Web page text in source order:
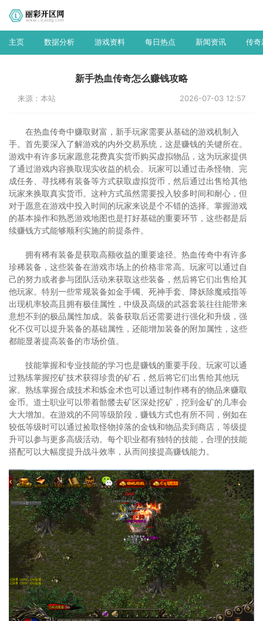
主页 数据分析 游戏资料 每日热点 新闻资讯 传奇
新手热血传奇怎么赚钱攻略
来源：本站 2026-07-03 12:57
在热血传奇中赚取财富，新手玩家需要从基础的游戏机制入
手。首先要深入了解游戏的内外交易系统，这是赚钱的关键所在。
游戏中有许多玩家愿意花费真实货币购买虚拟物品，这为玩家提供
了通过游戏内容换取现实收益的机会。玩家可以通过击杀怪物、完
成任务、寻找稀有装备等方式获取虚拟货币，然后通过出售给其他
玩家来换取真实货币。这种方式虽然需要投入较多时间和耐心，但
对于愿意在游戏中投入时间的玩家来说是个不错的选择。掌握游戏
的基本操作和熟悉游戏地图也是打好基础的重要环节，这些都是后
续赚钱方式能够顺利实施的前提条件。
拥有稀有装备是获取高额收益的重要途径。热血传奇中有许多
珍稀装备，这些装备在游戏市场上的价格非常高。玩家可以通过自
己的努力或者参与团队活动来获取这些装备，然后将它们出售给其
他玩家。特别一些常规装备如金手镯、死神手套、降妖除魔戒指等
出现机率较高且拥有极佳属性，中级及高级的武器套装往往能带来
意想不到的极品属性加成。装备获取后还需要进行强化和升级，强
化不仅可以提升装备的基础属性，还能增加装备的附加属性，这些
都能显著提高装备的市场价值。
技能掌握和专业技能的学习也是赚钱的重要手段。玩家可以通
过熟练掌握挖矿技术获得珍贵的矿石，然后将它们出售给其他玩
家。熟练掌握合成技术和炼金术也可以通过制作稀有的物品来赚取
金币。道士职业可以带着骷髅去矿区深处挖矿，挖到金矿的几率会
大大增加。在游戏的不同等级阶段，赚钱方式也有所不同，例如在
较低等级时可以通过捡取怪物掉落的金钱和物品卖到商店，等级提
升可以参与更多高级活动。每个职业都有独特的技能，合理的技能
搭配可以大幅度提升战斗效率，从而间接提高赚钱能力。